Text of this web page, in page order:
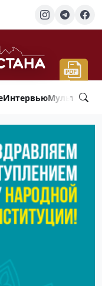
Интервью